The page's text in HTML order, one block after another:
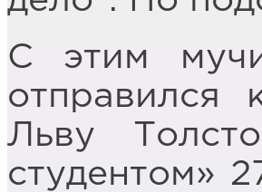
С этим
отправился
Льву
студентом»